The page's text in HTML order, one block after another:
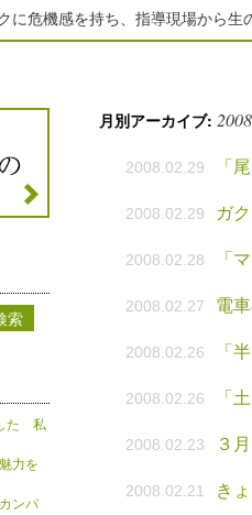
に危機感を持ち、指導現場から生
月別アーカイブ:
2008.02.29 「
2008.02.29 ガ
2008.02.28 「
2008.02.27 電
2008.02.26 「
2008.02.26 「
2008.02.23 ３
2008.02.21 き
た 私
力を
ンパ